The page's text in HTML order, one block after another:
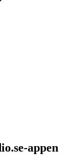
appen